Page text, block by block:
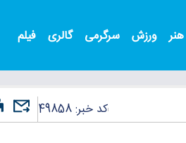
ورزش سرگرمی گالری فیلم
کد خبر:49858